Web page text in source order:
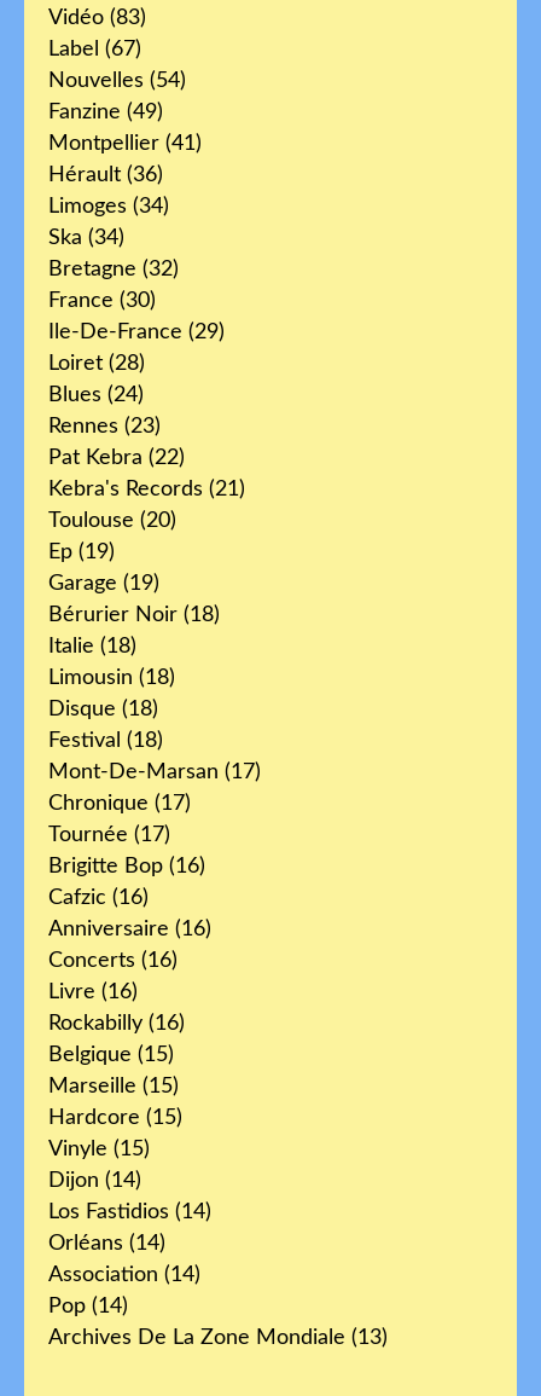
Vidéo (83)
Label (67)
Nouvelles (54)
Fanzine (49)
Montpellier (41)
Hérault (36)
Limoges (34)
Ska (34)
Bretagne (32)
France (30)
Ile-De-France (29)
Loiret (28)
Blues (24)
Rennes (23)
Pat Kebra (22)
Kebra's Records (21)
Toulouse (20)
Ep (19)
Garage (19)
Bérurier Noir (18)
Italie (18)
Limousin (18)
Disque (18)
Festival (18)
Mont-De-Marsan (17)
Chronique (17)
Tournée (17)
Brigitte Bop (16)
Cafzic (16)
Anniversaire (16)
Concerts (16)
Livre (16)
Rockabilly (16)
Belgique (15)
Marseille (15)
Hardcore (15)
Vinyle (15)
Dijon (14)
Los Fastidios (14)
Orléans (14)
Association (14)
Pop (14)
Archives De La Zone Mondiale (13)